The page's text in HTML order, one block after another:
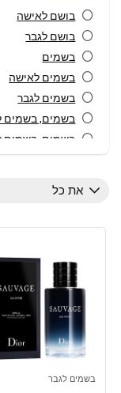
בושם לאישה
בושם לגבר
בשמים
בשמים לאישה
בשמים לגבר
בשמים, בשמים
בשמים, בשמים
מוצרי טיפוח
עולם הבישום
עולם הבישום,
פארם
פארם,
את כל
בשמים לגבר